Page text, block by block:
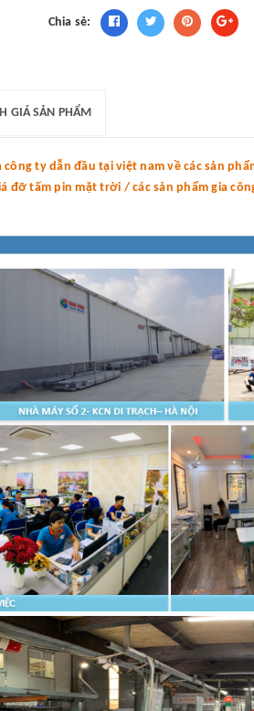
Chia sẻ:
GIÁ SẢN PHẨM
công ty dẫn đầu tại việt nam về các sản
đỡ tấm pin mặt trời / các sản phẩm gia